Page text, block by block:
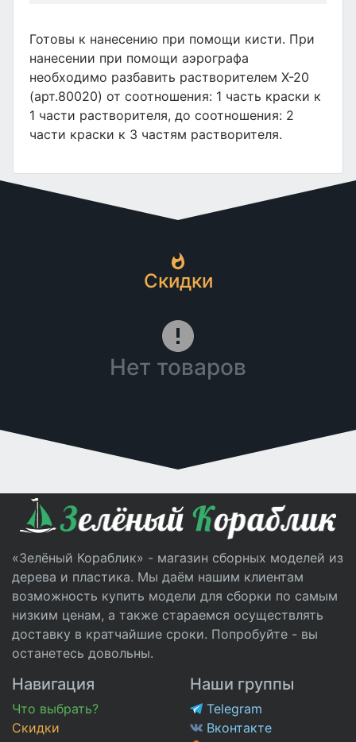
Готовы к нанесению при помощи кисти. При
нанесении при помощи аэрографа
необходимо разбавить растворителем X-20
(арт.80020) от соотношения: 1 часть краски к
1 части растворителя, до соотношения: 2
части краски к 3 частям растворителя.
Скидки
Нет товаров
«Зелёный Кораблик» - магазин сборных моделей из
дерева и пластика. Мы даём нашим клиентам
возможность купить модели для сборки по самым
низким ценам, а также стараемся осуществлять
доставку в кратчайшие сроки. Попробуйте - вы
останетесь довольны.
Навигация
Что выбрать?
Скидки
Наши группы
Telegram
Вконтакте